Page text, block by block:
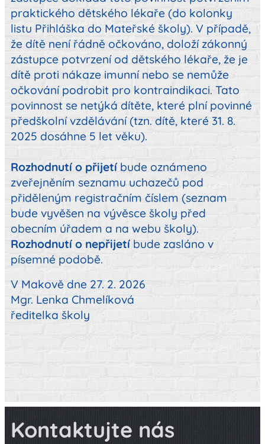
praktického dětského lékaře (do kolonky
listu Přihláška do Mateřské školy). V případě,
že dítě není řádně očkováno, doloží zákonný
zástupce potvrzení od dětského lékaře, že je
dítě proti nákaze imunní nebo se nemůže
očkování podrobit pro kontraindikaci. Tato
povinnost se netýká dítěte, které plní povinné
předškolní vzdělávání (tzn. dítě, které 31. 8.
2025 dosáhne 5 let věku).
Rozhodnutí o přijetí bude oznámeno
zveřejněním seznamu uchazečů pod
přiděleným registračním číslem (seznam
bude vyvěšen na vývěsce školy před
obecním úřadem a na webu školy).
Rozhodnutí o nepřijetí bude zasláno v
písemné podobě.
V Makově dne 27. 2. 2026
Mgr. Lenka Chmelíková
ředitelka školy
Kontaktujte nás